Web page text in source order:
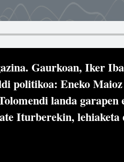
Gaurkoan, Iker
politikoa: Eneko
landa
Iturberekin, lehiaketa